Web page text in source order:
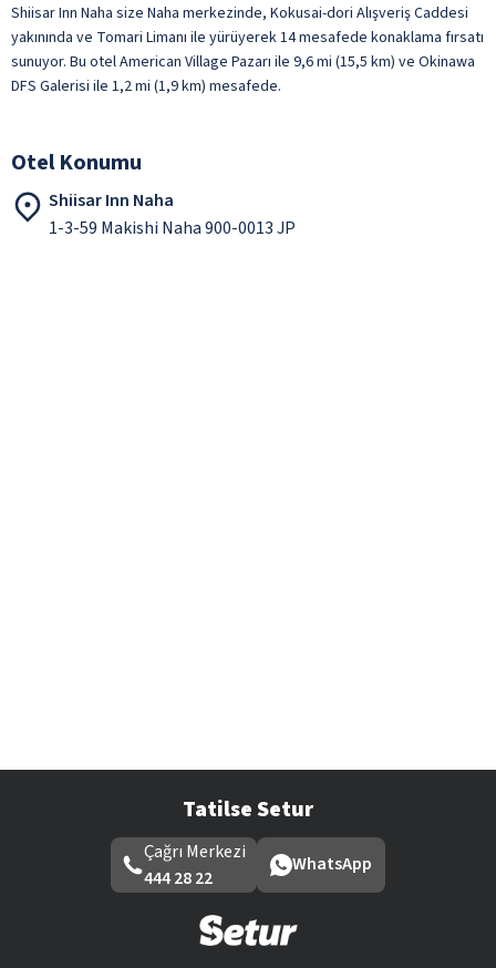
Shiisar Inn Naha size Naha merkezinde, Kokusai-dori Alışveriş Caddesi
yakınında ve Tomari Limanı ile yürüyerek 14 mesafede konaklama fırsatı
sunuyor. Bu otel American Village Pazarı ile 9,6 mi (15,5 km) ve Okinawa
DFS Galerisi ile 1,2 mi (1,9 km) mesafede.
Otel Konumu
Shiisar Inn Naha
1-3-59 Makishi Naha 900-0013 JP
Tatilse Setur
Çağrı Merkezi
444 28 22
WhatsApp